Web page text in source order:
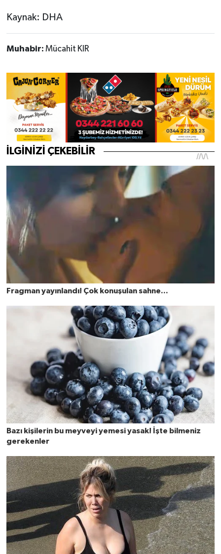
Kaynak: DHA
Muhabir: Mücahit KIR